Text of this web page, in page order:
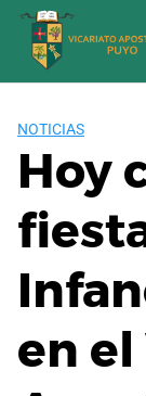
Saltar
contenido
NOTICIAS
Hoy
en